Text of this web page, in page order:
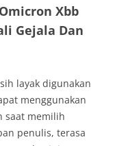
Xbb
Gejala Dan
layak digunakan
menggunakan
saat memilih
penulis, terasa